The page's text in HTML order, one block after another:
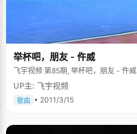
举杯吧，朋友 - 仵威
飞宇视频 第85期, 举杯吧，朋友 - 仵威
UP主: 飞宇视频
歌曲 • 2011/3/15